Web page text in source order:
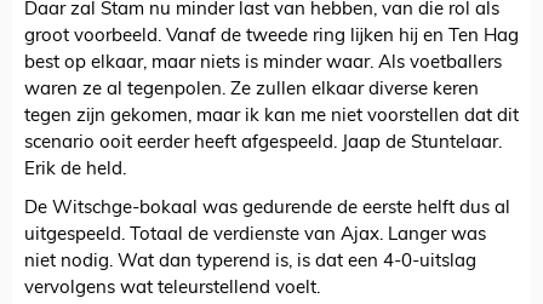
Daar zal Stam nu minder last van hebben, van die rol als
groot voorbeeld. Vanaf de tweede ring lijken hij en Ten Hag
best op elkaar, maar niets is minder waar. Als voetballers
waren ze al tegenpolen. Ze zullen elkaar diverse keren
tegen zijn gekomen, maar ik kan me niet voorstellen dat dit
scenario ooit eerder heeft afgespeeld. Jaap de Stuntelaar.
Erik de held.
De Witschge-bokaal was gedurende de eerste helft dus al
uitgespeeld. Totaal de verdienste van Ajax. Langer was
niet nodig. Wat dan typerend is, is dat een 4-0-uitslag
vervolgens wat teleurstellend voelt.